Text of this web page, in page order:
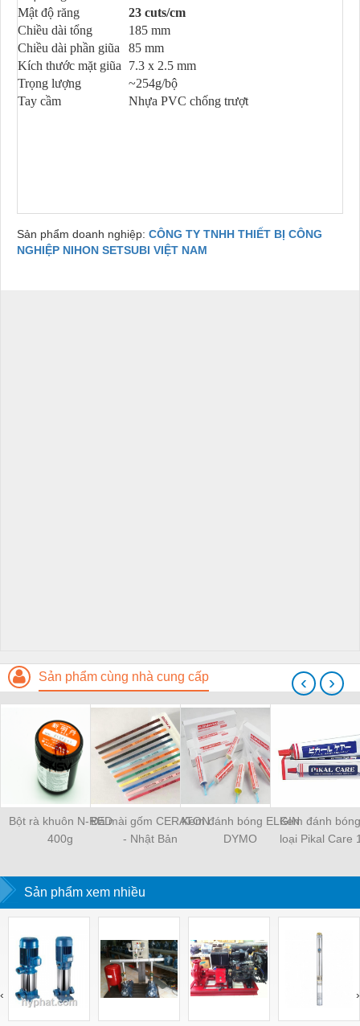
Mật độ răng
23 cuts/cm
Chiều dài tổng
185 mm
Chiều dài phần giũa
85 mm
Kích thước mặt giũa
7.3 x 2.5 mm
Trọng lượng
~254g/bộ
Tay cầm
Nhựa PVC chống trượt
Sản phẩm doanh nghiệp: CÔNG TY TNHH THIẾT BỊ CÔNG
NGHIỆP NIHON SETSUBI VIỆT NAM
Sản phẩm cùng nhà cung cấp
Bột rà khuôn N-RED
400g
Đá mài gốm CERATON
- Nhật Bản
Kem đánh bóng ELGIN
DYMO
Kem đánh
loại Pikal Care
‹ ›
Sản phẩm xem nhiều
‹ ›